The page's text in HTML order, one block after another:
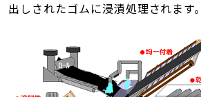
出しされたゴムに浸漬処理されます。